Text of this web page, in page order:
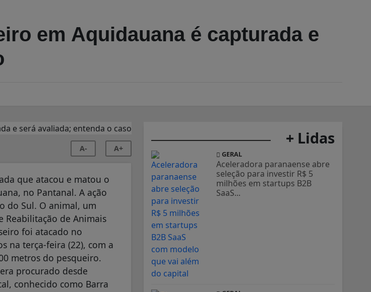
em Aquidauana é capturada e
A- A+
que atacou e matou o
no Pantanal. A ação
do Sul. O animal, um
Reabilitação de Animais
foi atacado no
na terça-feira (22), com a
metros do pesqueiro.
procurado desde
conhecido como Barra
+ Lidas
GERAL
Aceleradora paranaense abre
seleção para investir R$ 5
milhões em startups B2B
SaaS...